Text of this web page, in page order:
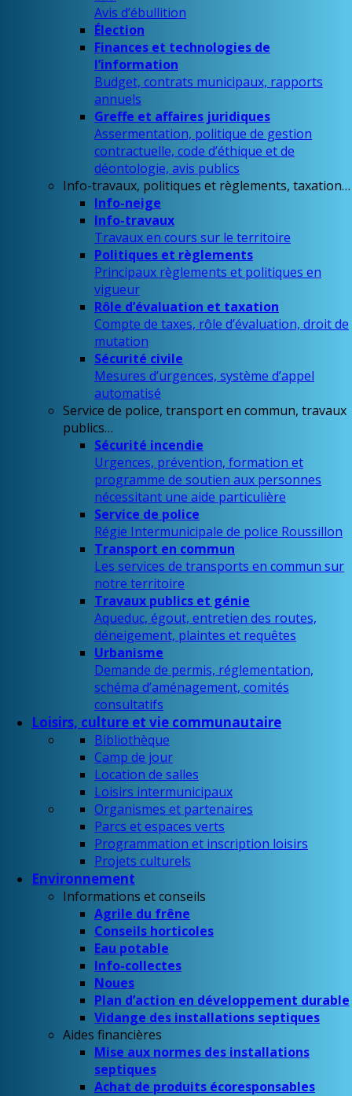
Avis d’ébullition
Élection
Finances et technologies de
l’information
Budget, contrats municipaux, rapports
annuels
Greffe et affaires juridiques
Assermentation, politique de gestion
contractuelle, code d’éthique et de
déontologie, avis publics
Info-travaux, politiques et règlements, taxation…
Info-neige
Info-travaux
Travaux en cours sur le territoire
Politiques et règlements
Principaux règlements et politiques en
vigueur
Rôle d’évaluation et taxation
Compte de taxes, rôle d’évaluation, droit de
mutation
Sécurité civile
Mesures d’urgences, système d’appel
automatisé
Service de police, transport en commun, travaux
publics…
Sécurité incendie
Urgences, prévention, formation et
programme de soutien aux personnes
nécessitant une aide particulière
Service de police
Régie Intermunicipale de police Roussillon
Transport en commun
Les services de transports en commun sur
notre territoire
Travaux publics et génie
Aqueduc, égout, entretien des routes,
déneigement, plaintes et requêtes
Urbanisme
Demande de permis, réglementation,
schéma d’aménagement, comités
consultatifs
Loisirs, culture et vie communautaire
Bibliothèque
Camp de jour
Location de salles
Loisirs intermunicipaux
Organismes et partenaires
Parcs et espaces verts
Programmation et inscription loisirs
Projets culturels
Environnement
Informations et conseils
Agrile du frêne
Conseils horticoles
Eau potable
Info-collectes
Noues
Plan d’action en développement durable
Vidange des installations septiques
Aides financières
Mise aux normes des installations
septiques
Achat de produits écoresponsables